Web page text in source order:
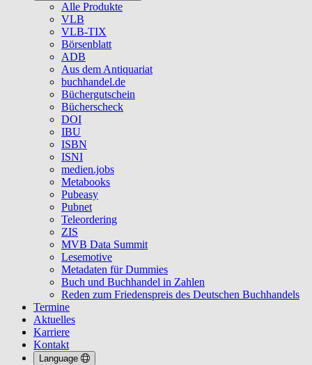
Alle Produkte
VLB
VLB-TIX
Börsenblatt
ADB
Aus dem Antiquariat
buchhandel.de
Büchergutschein
Bücherscheck
DOI
IBU
ISBN
ISNI
medien.jobs
Metabooks
Pubeasy
Pubnet
Teleordering
ZIS
MVB Data Summit
Lesemotive
Metadaten für Dummies
Buch und Buchhandel in Zahlen
Reden zum Friedenspreis des Deutschen Buchhandels
Termine
Aktuelles
Karriere
Kontakt
Language